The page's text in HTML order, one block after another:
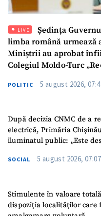
LIVE
Ședința
limba română urmează
Miniștrii au aprobat
Colegiul Moldo-Turc
POLITIC 5 august 2026,
După decizia CNMC de a
electrică, Primăria
iluminatul public: „Este
SOCIAL 5 august 2026, 07:07
Stimulente în valoare
dispoziția localităților care
Mesajul știrei
+ Mesajul știrei
CONTACT SURSĂ
Email+ Emailul meu
+ Telefon personal
confidențialitate